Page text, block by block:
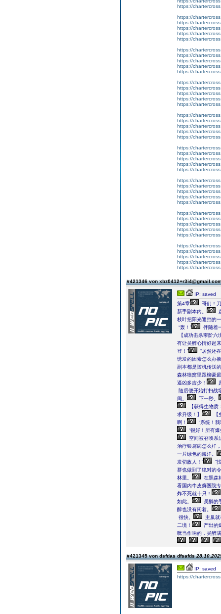
https://
https://
https://
https://
https://
https://
https://
https://
https://
https://
https://
https://
https://
https://
https://
https://
https://
https://
https://
https://
https://
https://
https://
https://
https://
https://
https://
https://
https://
https://
https://
https://
https://
https://
https://
https://
https://
https://
https://
https://
https://
#421346 von
IP: saved
第4章
哥们！
新手副本内。
枝叶把阳光遮挡的
“轰！”
伴随着
【成功击杀零阶六
有让吴醉心情好起
登！”
“居然还
诱发的因素怎么办
副本都是随机传送
森林狼窝里跟柳豪
逼凶多吉少！
随后便开始打扫战
间。
下一秒。
【获得生物质
求升级！】
【
啊！
“系统！
“很好！所有
空间被召唤系
治疗银屑病怎么样
一片绿色的海洋。
发切敌人！”
“
群也做到了绝对的
林里。
在黑森
看国内牛皮癣医院
炸不死就十只！
如此。
吴醉的
醉也没有闲着。
很快。
主巢
二境！
产出的
咣当作响的，吴醉
#421345 von dsfdas dfsafds
IP: saved
https://